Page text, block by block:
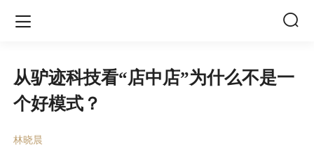
 
从驴迹科技看“店中店”为什么不是一
个好模式？
林晓晨